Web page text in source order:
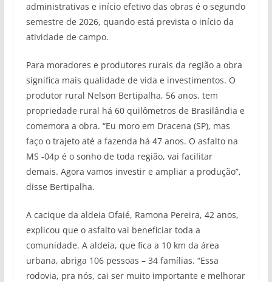
administrativas e início efetivo das obras é o segundo
semestre de 2026, quando está prevista o início da
atividade de campo.
Para moradores e produtores rurais da região a obra
significa mais qualidade de vida e investimentos. O
produtor rural Nelson Bertipalha, 56 anos, tem
propriedade rural há 60 quilômetros de Brasilândia e
comemora a obra. “Eu moro em Dracena (SP), mas
faço o trajeto até a fazenda há 47 anos. O asfalto na
MS -04p é o sonho de toda região, vai facilitar
demais. Agora vamos investir e ampliar a produção”,
disse Bertipalha.
A cacique da aldeia Ofaié, Ramona Pereira, 42 anos,
explicou que o asfalto vai beneficiar toda a
comunidade. A aldeia, que fica a 10 km da área
urbana, abriga 106 pessoas – 34 famílias. “Essa
rodovia, pra nós, cai ser muito importante e melhorar